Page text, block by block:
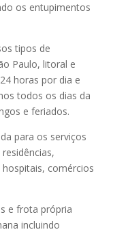
os entupimentos
tipos de
Paulo, litoral e
horas por dia e
todos os dias da
e feriados.
para os serviços
comércios
e frota própria
incluindo